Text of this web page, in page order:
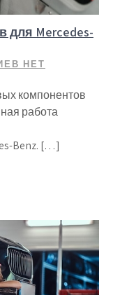
для Mercedes-
НЕТ
компонентов
работа
Benz. […]